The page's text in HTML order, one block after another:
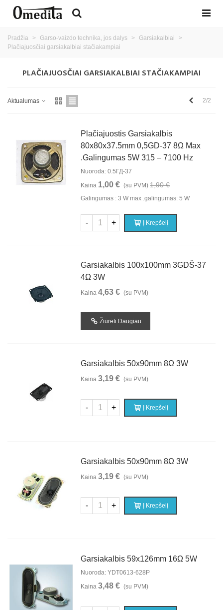
Pradžia > Garso-vaizdo technika, jos dalys > Garsiakalbiai
>
Plačiajuosčiai garsiakalbiai stačiakampiai
PLAČIAJUOSČIAI GARSIAKALBIAI STAČIAKAMPIAI
Aktualumas Ankstesnis
2/2
Plačiajuostis Garsiakalbis
80x80x37.5mm 0,5GD-37 8Ω Max
.galingumas 5W 315 – 7100 Hz
Nuoroda: 0.5ГД-37
Kaina 1,00 € (su PVM) 1,90 €
Galingumas : 3 W max .galingumas: 5 W
- + Į Krepšelį
Garsiakalbis 100x100mm 3GDŠ-37
4Ω 3W
Kaina4,63 € (su PVM)
Žiūrėti Daugiau
Garsiakalbis 50x90mm 8Ω 3W
Kaina3,19 € (su PVM)
- + Į Krepšelį
Garsiakalbis 50x90mm 8Ω 3W
Kaina3,19 € (su PVM)
- + Į Krepšelį
Garsiakalbis 59x126mm 16Ω 5W
Nuoroda: YDT0613-628P
Kaina3,48 € (su PVM)